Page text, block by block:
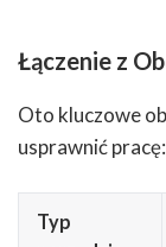
Łączenie z
Oto kluczowe
usprawnić pracę:
Typ